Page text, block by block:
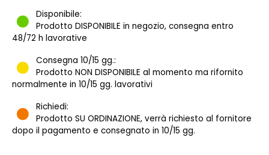
Disponibile:
Prodotto DISPONIBILE in negozio, consegna entro
48/72 h lavorative
Consegna 10/15 gg.:
Prodotto NON DISPONIBILE al momento ma rifornito
normalmente in 10/15 gg. lavorativi
Richiedi:
Prodotto SU ORDINAZIONE, verrà richiesto al fornitore
dopo il pagamento e consegnato in 10/15 gg.